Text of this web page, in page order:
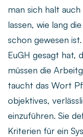
man sich halt
lassen, wie lang
schon gewesen
EuGH gesagt hat,
müssen die
taucht das Wort
objektives,
einzuführen. Sie
Kriterien für ein